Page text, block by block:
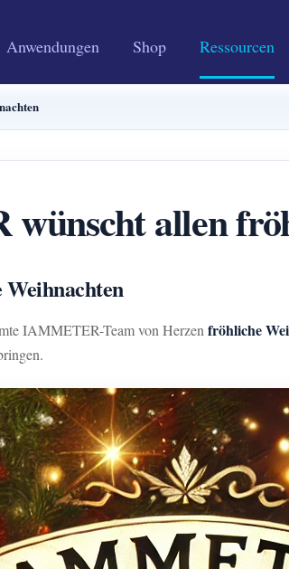
Anwendungen Shop Ressourcen
allen
IAMMETER-Team von Herzenfröhliche